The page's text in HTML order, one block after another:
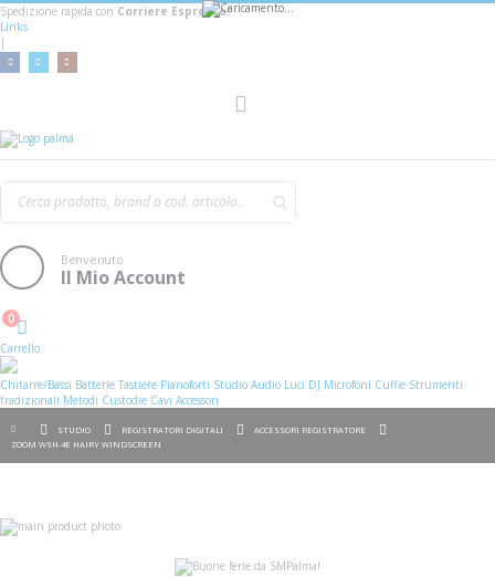
Spedizione rapida con Corriere Espresso!
Links
|
Benvenuto
Il Mio Account
Cart
0
Carrello
Chitarre/Bassi Batterie Tastiere Pianoforti Studio Audio Luci DJ Microfoni Cuffie Strumenti
tradizionali Metodi Custodie Cavi Accessori
STUDIO REGISTRATORI DIGITALI
ACCESSORI REGISTRATORE
ZOOM WSH-4E HAIRY WINDSCREEN
Vai
alla